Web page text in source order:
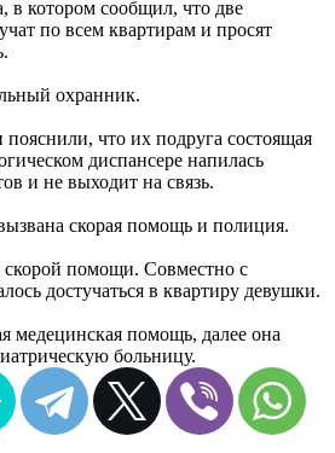
в котором сообщил, что две
по всем квартирам и просят
охранник.
что их подруга состоящая
диспансере напилась
и не выходит на связь.
скорая помощь и полиция.
помощи. Совместно с
достучаться в квартиру девушки.
медецинская помощь, далее она
больницу.